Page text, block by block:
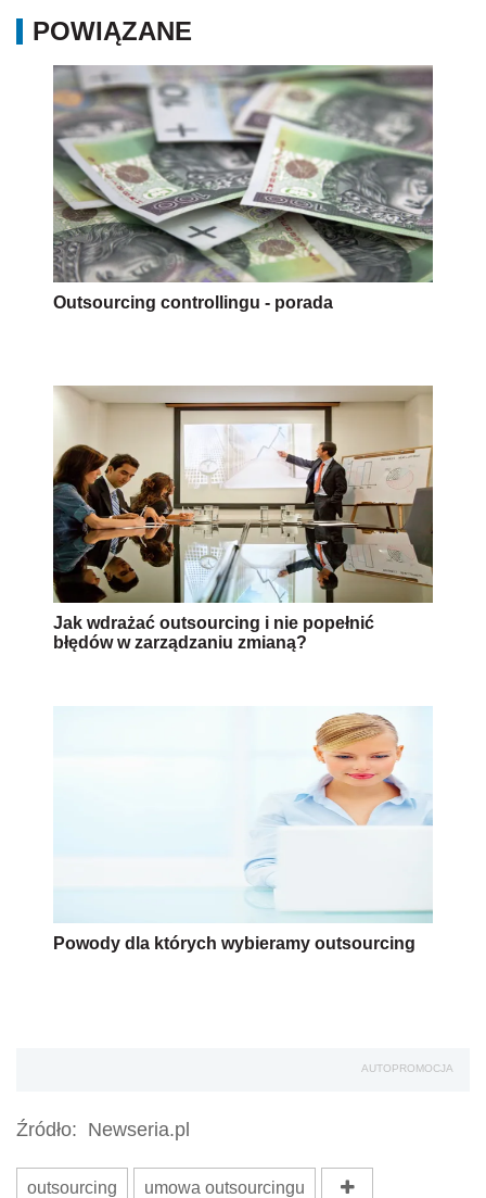
POWIĄZANE
Outsourcing controllingu - porada
Jak wdrażać outsourcing i nie popełnić
błędów w zarządzaniu zmianą?
Powody dla których wybieramy outsourcing
AUTOPROMOCJA
Źródło: Newseria.pl
outsourcing umowa outsourcingu